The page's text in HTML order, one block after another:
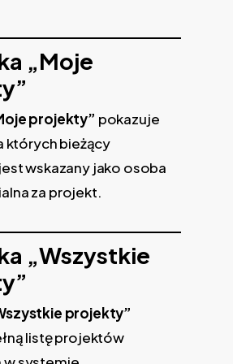
„Moje
projekty” pokazuje
których bieżący
wskazany jako osoba
za projekt.
„Wszystkie
projekty”
listę projektów